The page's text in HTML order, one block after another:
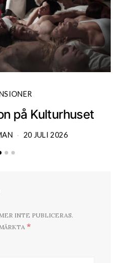
på Kulturhuset
20 JULI 2026
INTE PUBLICERAS.
*